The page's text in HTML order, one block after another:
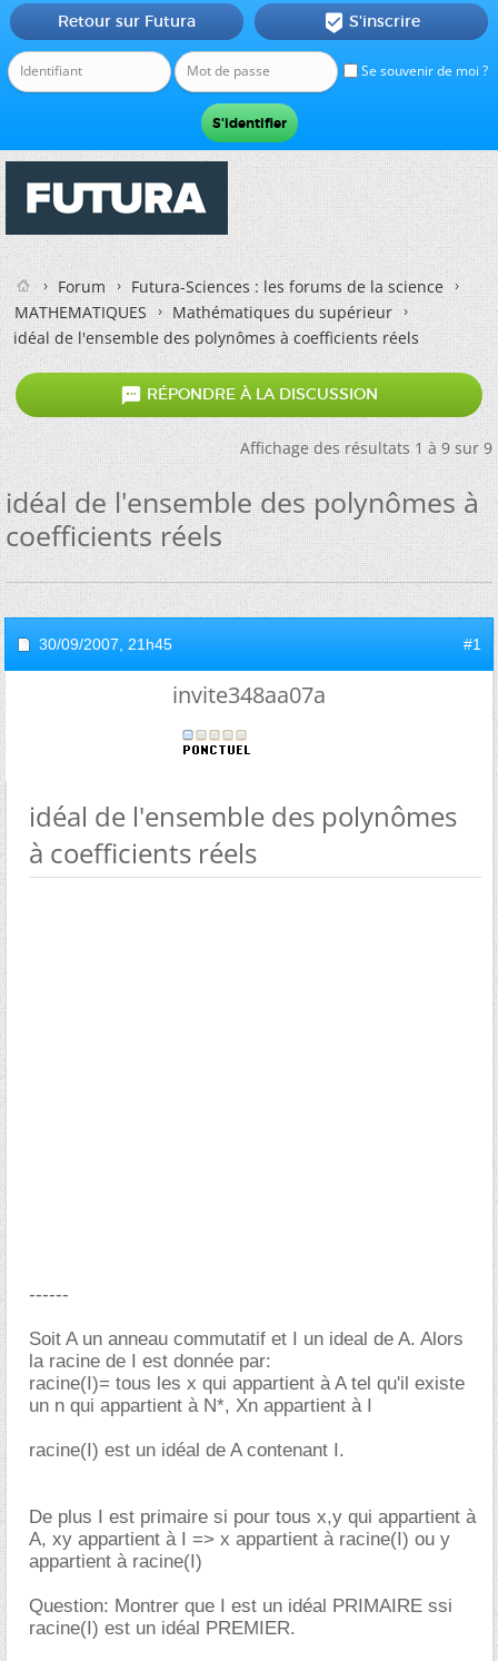
Se souvenir de moi ?
Retour sur Futura  S'inscrire
Forum
Futura-Sciences : les forums de la science
MATHEMATIQUES
Mathématiques du supérieur
idéal de l'ensemble des polynômes à coefficients réels
 RÉPONDRE À LA DISCUSSION
Affichage des résultats 1 à 9 sur 9
idéal de l'ensemble des polynômes à
coefficients réels
30/09/2007, 21h45 #1
invite348aa07a
idéal de l'ensemble des polynômes
à coefficients réels
------
Soit A un anneau commutatif et I un ideal de A. Alors
la racine de I est donnée par:
racine(I)= tous les x qui appartient à A tel qu'il existe
un n qui appartient à N*, Xn appartient à I
racine(I) est un idéal de A contenant I.
De plus I est primaire si pour tous x,y qui appartient à
A, xy appartient à I => x appartient à racine(I) ou y
appartient à racine(I)
Question: Montrer que I est un idéal PRIMAIRE ssi
racine(I) est un idéal PREMIER.